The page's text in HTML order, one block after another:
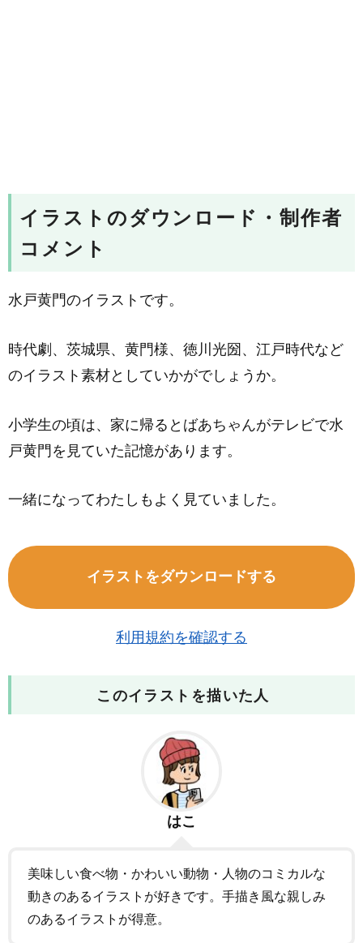
イラストのダウンロード・制作者
コメント
水戸黄門のイラストです。
時代劇、茨城県、黄門様、徳川光圀、江戸時代など
のイラスト素材としていかがでしょうか。
小学生の頃は、家に帰るとばあちゃんがテレビで水
戸黄門を見ていた記憶があります。
一緒になってわたしもよく見ていました。
イラストをダウンロードする
利用規約を確認する
このイラストを描いた人
はこ
美味しい食べ物・かわいい動物・人物のコミカルな
動きのあるイラストが好きです。手描き風な親しみ
のあるイラストが得意。